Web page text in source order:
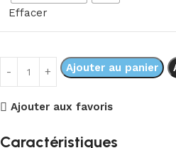
Effacer
Ajouter au panier
Ajouter aux favoris
Caractéristiques